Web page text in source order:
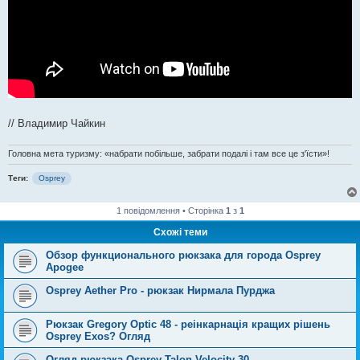
// Владимир Чайкин
Головна мета туризму: «набрати побільше, забрати подалі і там все це з'їсти»!
Теги: Osprey
1 повідомлення • Сторінка 1 з 1
Схожі теми
Обзор функционального рюкзака для города Osprey
Apogee
Osprey Aether Pro - рюкзак Нирмала Пурджа
Рюкзак Gregory Optic 48 - реінкарнація кращих рішень
Osprey Exos? Огляд